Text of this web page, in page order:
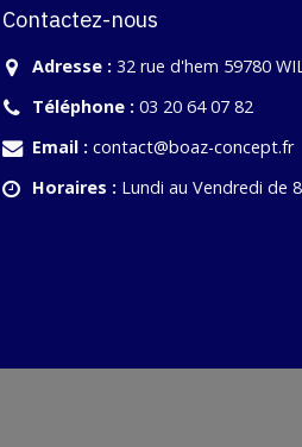
Contactez-nous
Adresse : 32 rue d'hem 59780
Téléphone : 03 20 64 07 82
Email : contact@boaz-concept.fr
Horaires : Lundi au Vendredi de